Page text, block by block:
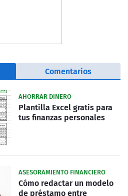
Comentarios
AHORRAR DINERO
Plantilla Excel gratis para
tus finanzas personales
ASESORAMIENTO FINANCIERO
Cómo redactar un modelo
de préstamo entre